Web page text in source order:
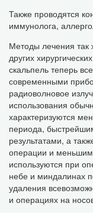
Также проводятся
иммунолога,
Методы лечения так
других
скальпель теперь
современными
радиоволновое
использования
характеризуются
периода,
результатами, а
операции и
используются при
небе и миндалинах
удаления
и операциях на